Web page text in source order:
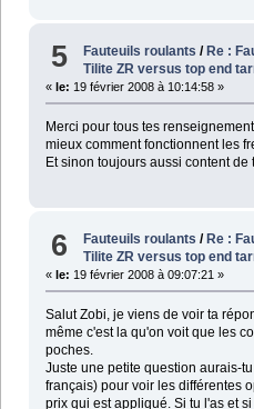
5 Fauteuils roulants /Re :
Tilite ZR versus top end
« le: 19 février 2008 à 10:14:58 »
Merci pour tous tes
mieux comment fonctionnent les
Et sinon toujours aussi content de
6 Fauteuils roulants / Re :
Tilite ZR versus top end
« le: 19 février 2008 à 09:07:21 »
Salut Zobi, je viens de voir ta
même c'est la qu'on voit que les
poches.
Juste une petite question aurais-
français) pour voir les différentes
prix qui est appliqué. Si tu l'as et